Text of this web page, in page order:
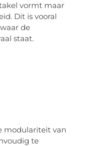
vormt maar
Dit is vooral
de
staat.
modulariteit van
te